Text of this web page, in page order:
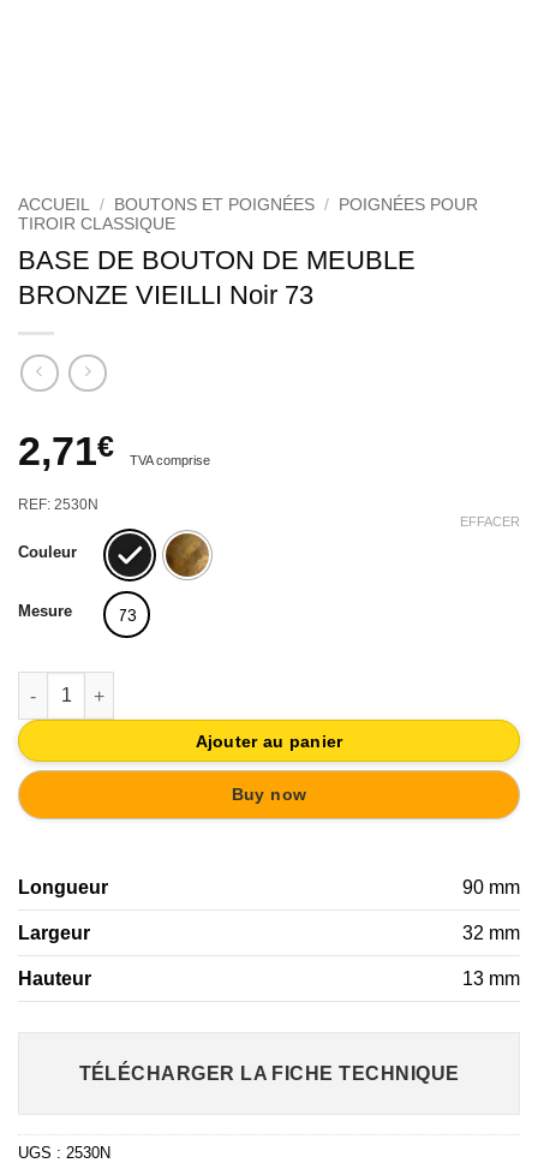
ACCUEIL / BOUTONS ET POIGNÉES /
POIGNÉES POUR
TIROIR CLASSIQUE
BASE DE BOUTON DE MEUBLE
BRONZE VIEILLI Noir 73
2,71€ TVA comprise
REF: 2530N
Couleur
Mesure 73
EFFACER
quantité de BASE DE BOUTON DE MEUBLE BRONZE VIEILLI
Ajouter au panier
Buy now
Longueur 90 mm
Largeur 32 mm
Hauteur 13 mm
TÉLÉCHARGER LA FICHE TECHNIQUE
UGS : 2530N